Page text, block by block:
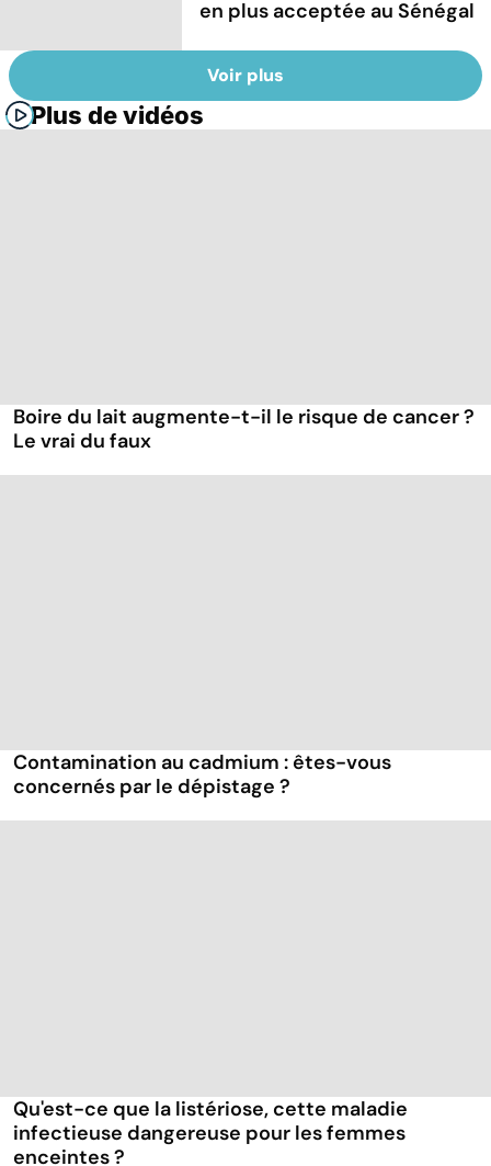
en plus acceptée au Sénégal
Voir plus
Plus de vidéos
Boire du lait augmente-t-il le risque de cancer ?
Le vrai du faux
Contamination au cadmium : êtes-vous
concernés par le dépistage ?
Qu'est-ce que la listériose, cette maladie
infectieuse dangereuse pour les femmes
enceintes ?